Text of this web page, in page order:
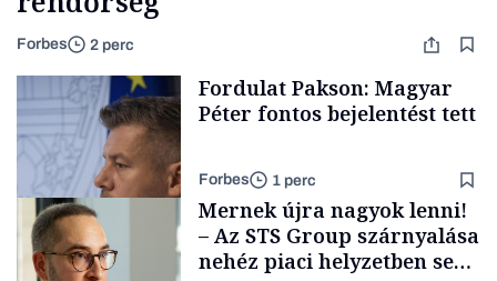
Forbes 2 perc
Fordulat Pakson: Magyar
Péter fontos bejelentést tett
Forbes 1 perc
Mernek újra nagyok lenni!
– Az STS Group szárnyalása
nehéz piaci helyzetben sem